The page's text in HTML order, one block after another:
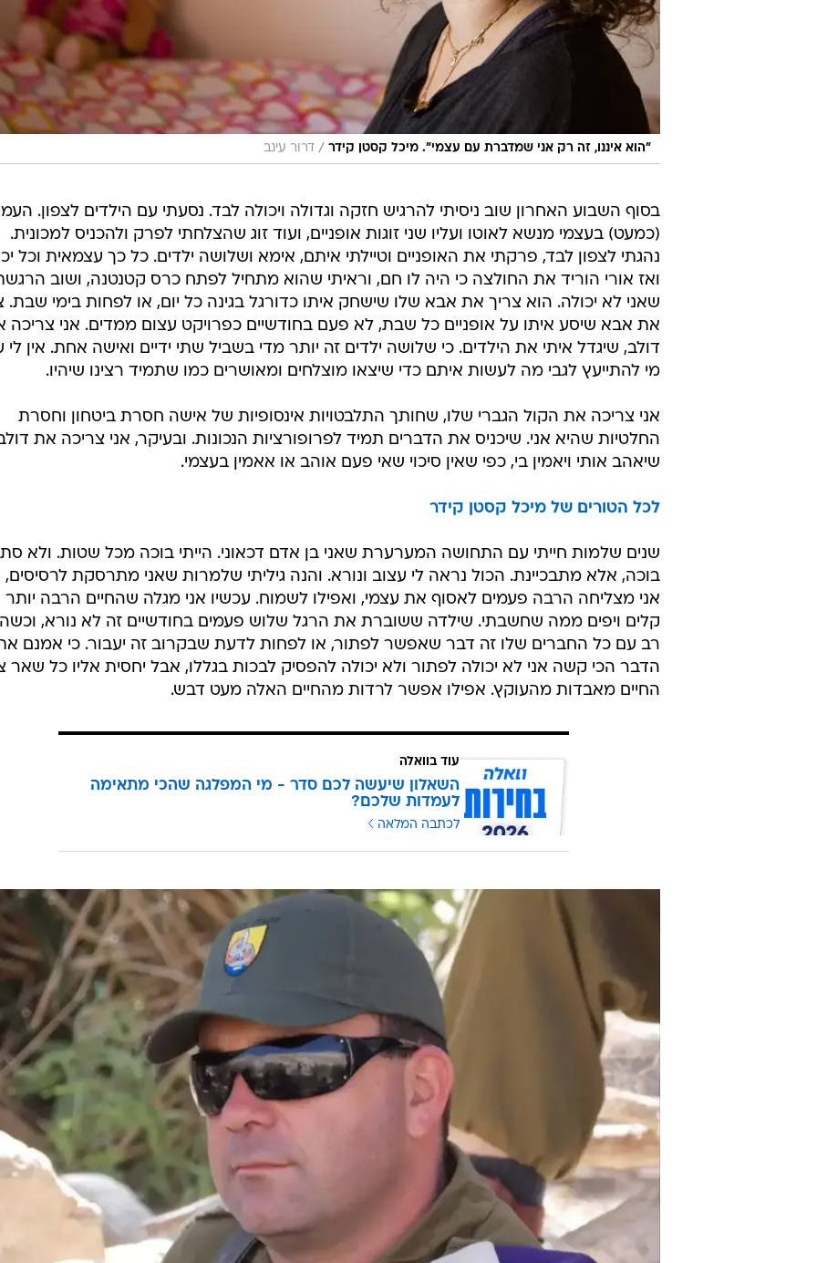
"הוא איננו, זה רק אני שמדברת עם עצמי". מיכל קסטן קידר / דרור עינב
בסוף השבוע האחרון שוב ניסיתי להרגיש חזקה וגדולה ויכולה לבד. נסעתי עם הילדים לצפון.
(כמעט) בעצמי מנשא לאוטו ועליו שני זוגות אופניים, ועוד זוג שהצלחתי לפרק ולהכניס למכונית.
נהגתי לצפון לבד, פרקתי את האופניים וטיילתי איתם, אימא ושלושה ילדים. כל כך עצמאית וכל
ואז אורי הוריד את החולצה כי היה לו חם, וראיתי שהוא מתחיל לפתח כרס קטנטנה, ושוב
שאני לא יכולה. הוא צריך את אבא שלו שישחק איתו כדורגל בגינה כל יום, או לפחות בימי שבת.
את אבא שיסע איתו על אופניים כל שבת, לא פעם בחודשיים כפרויקט עצום ממדים. אני צריכה
דולב, שיגדל איתי את הילדים. כי שלושה ילדים זה יותר מדי בשביל שתי ידיים ואישה אחת. אין לי
מי להתייעץ לגבי מה לעשות איתם כדי שיצאו מוצלחים ומאושרים כמו שתמיד רצינו שיהיו.
אני צריכה את הקול הגברי שלו, שחותך התלבטויות אינסופיות של אישה חסרת ביטחון וחסרת
החלטיות שהיא אני. שיכניס את הדברים תמיד לפרופורציות הנכונות. ובעיקר, אני צריכה את
שיאהב אותי ויאמין בי, כפי שאין סיכוי שאי פעם אוהב או אאמין בעצמי.
לכל הטורים של מיכל קסטן קידר
שנים שלמות חייתי עם התחושה המערערת שאני בן אדם דכאוני. הייתי בוכה מכל שטות. ולא
בוכה, אלא מתבכיינת. הכול נראה לי עצוב ונורא. והנה גיליתי שלמרות שאני מתרסקת לרסיסים,
אני מצליחה הרבה פעמים לאסוף את עצמי, ואפילו לשמוח. עכשיו אני מגלה שהחיים הרבה יותר
קלים ויפים ממה שחשבתי. שילדה ששוברת את הרגל שלוש פעמים בחודשיים זה לא נורא,
רב עם כל החברים שלו זה דבר שאפשר לפתור, או לפחות לדעת שבקרוב זה יעבור. כי אמנם
הדבר הכי קשה אני לא יכולה לפתור ולא יכולה להפסיק לבכות בגללו, אבל יחסית אליו כל שאר
החיים מאבדות מהעוקץ. אפילו אפשר לרדות מהחיים האלה מעט דבש.
עוד בוואלה
השאלון שיעשה לכם סדר - מי המפלגה שהכי מתאימה
לעמדות שלכם?
לכתבה המלאה